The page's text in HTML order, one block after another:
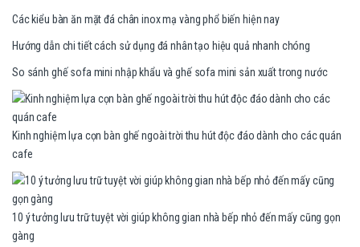
Các kiểu bàn ăn mặt đá chân inox mạ vàng phổ biến hiện nay
Hướng dẫn chi tiết cách sử dụng đá nhân tạo hiệu quả nhanh chóng
So sánh ghế sofa mini nhập khẩu và ghế sofa mini sản xuất trong nước
Kinh nghiệm lựa cọn bàn ghế ngoài trời thu hút độc đáo dành cho các quán
cafe
10 ý tưởng lưu trữ tuyệt vời giúp không gian nhà bếp nhỏ đến mấy cũng gọn
gàng